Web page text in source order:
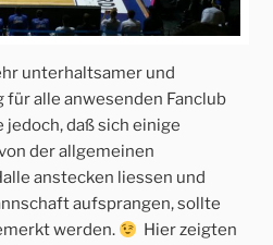
unterhaltsamer und
alle anwesenden Fanclub
daß sich einige
der allgemeinen
anstecken liessen und
aufsprangen, sollte
werden.
Hier zeigten